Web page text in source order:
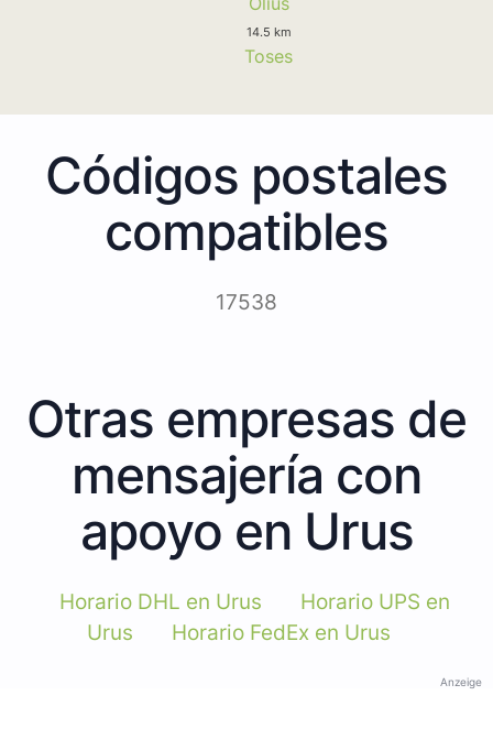
14.5 km
Toses
Códigos postales
compatibles
17538
Otras empresas de
mensajería con
apoyo en Urus
Horario DHL en Urus
Horario UPS en
Urus
Horario FedEx en Urus
Anzeige